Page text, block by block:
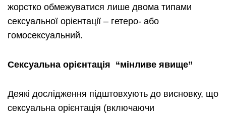
жорстко обмежуватися лише двома типами
сексуальної орієнтації – гетеро- або
гомосексуальний.
Сексуальна орієнтація “мінливе явище”
Деякі дослідження підштовхують до висновку, що
сексуальна орієнтація (включаючи